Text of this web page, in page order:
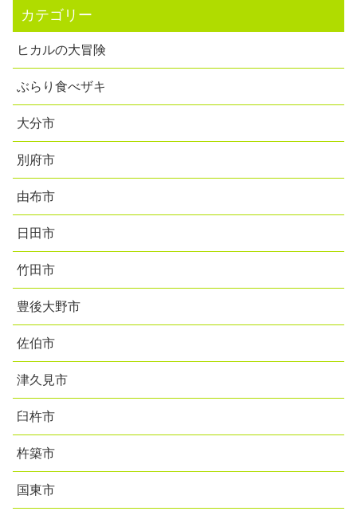
カテゴリー
ヒカルの大冒険
ぶらり食べザキ
大分市
別府市
由布市
日田市
竹田市
豊後大野市
佐伯市
津久見市
臼杵市
杵築市
国東市